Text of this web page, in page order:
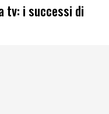
tv: i successi di